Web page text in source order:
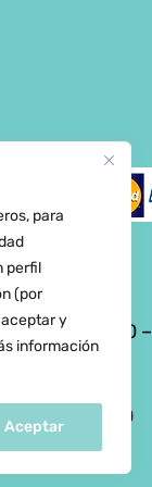
para
perfil
(por
y
información
Aceptar
Jueves: 09:00 –
09:00 – 14:00